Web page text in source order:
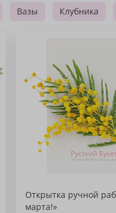
Вазы Клубника
Открытка ручной
марта!»